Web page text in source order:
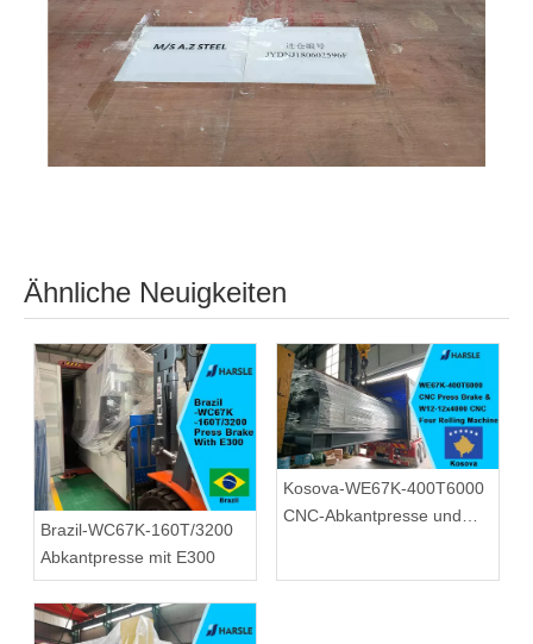
Ähnliche Neuigkeiten
Brazil-WC67K-160T/3200
Abkantpresse mit E300
Kosova-WE67K-400T6000
CNC-Abkantpresse und